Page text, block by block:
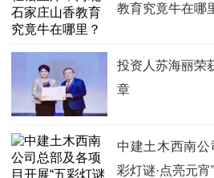
教育究竟牛在哪
投资人苏海丽荣
章
中建土木西南公
彩灯谜·点亮元宵